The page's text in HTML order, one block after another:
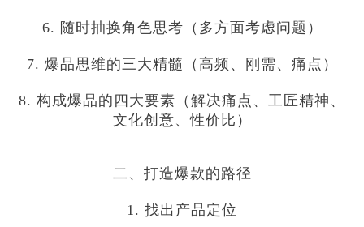
6. 随时抽换角色思考（多方面考虑问题）
7. 爆品思维的三大精髓（高频、刚需、痛点）
8. 构成爆品的四大要素（解决痛点、工匠精神、
文化创意、性价比）
二、打造爆款的路径
1. 找出产品定位